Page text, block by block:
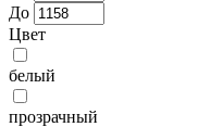
До
Цвет
белый
прозрачный